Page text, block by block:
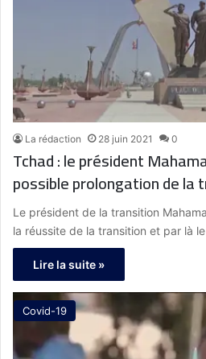
La rédaction 28 juin 2021 0
Tchad : le président
possible prolongation de la
Le président de la transition
la réussite de la transition et par là
Lire la suite »
Covid-19